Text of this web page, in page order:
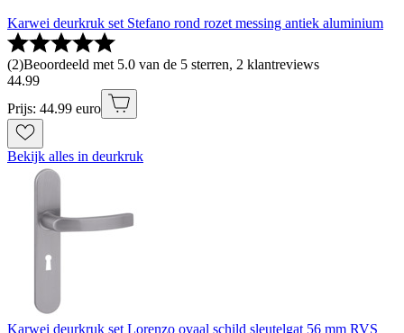
Karwei deurkruk set Stefano rond rozet messing antiek aluminium
(2)Beoordeeld met 5.0 van de 5 sterren, 2 klantreviews
44.99
Prijs: 44.99 euro
Bekijk alles in deurkruk
Karwei deurkruk set Lorenzo ovaal schild sleutelgat 56 mm RVS